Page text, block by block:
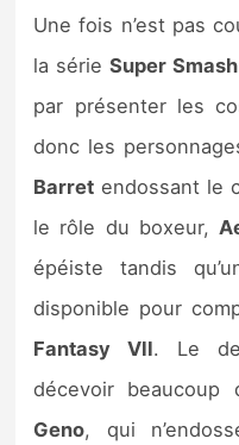
Précommandes
Sorties de jeux
Bons plans
Guides
Une fois n’est pas
la série Super
par présenter les
donc les
Barret endossant le
le rôle du boxeur,
épéiste tandis
disponible pour
Fantasy VII. Le
décevoir beaucoup
Geno, qui